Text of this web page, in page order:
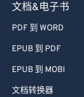
文档&电子书
PDF 到 WORD
EPUB 到 PDF
EPUB 到 MOBI
文档转换器